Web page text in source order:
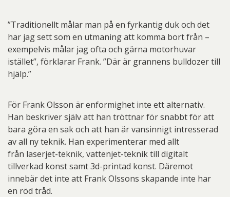
”Traditionellt målar man på en fyrkantig duk och det
har jag sett som en utmaning att komma bort från –
exempelvis målar jag ofta och gärna motorhuvar
istället”, förklarar Frank. ”Där är grannens bulldozer till
hjälp.”
För Frank Olsson är enformighet inte ett alternativ.
Han beskriver själv att han tröttnar för snabbt för att
bara göra en sak och att han är vansinnigt intresserad
av all ny teknik. Han experimenterar med allt
från laserjet-teknik, vattenjet-teknik till digitalt
tillverkad konst samt 3d-printad konst. Däremot
innebär det inte att Frank Olssons skapande inte har
en röd tråd.